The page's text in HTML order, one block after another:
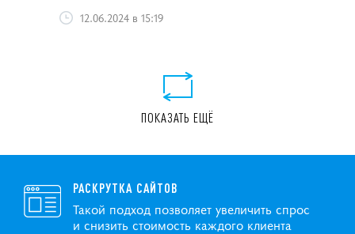
12.06.2024 в 15:19
ПОКАЗАТЬ ЕЩЁ
РАСКРУТКА САЙТОВ
Такой подход позволяет увеличить спрос
и снизить стоимость каждого клиента